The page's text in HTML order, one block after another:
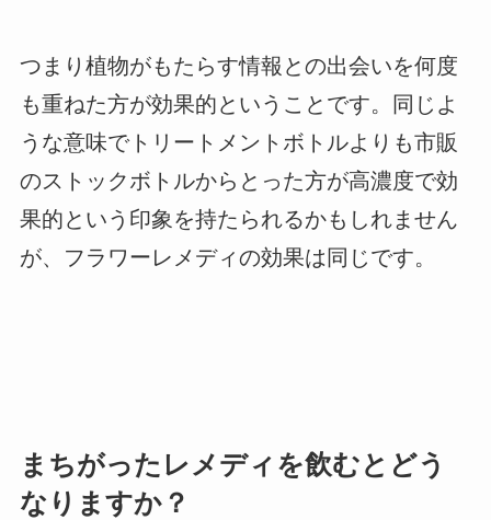
つまり植物がもたらす情報との出会いを何度
も重ねた方が効果的ということです。同じよ
うな意味でトリートメントボトルよりも市販
のストックボトルからとった方が高濃度で効
果的という印象を持たられるかもしれません
が、フラワーレメディの効果は同じです。
まちがったレメディを飲むとどう
なりますか？